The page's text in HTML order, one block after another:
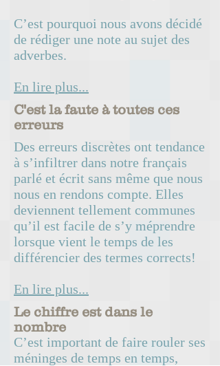
C’est pourquoi nous avons décidé
de rédiger une note au sujet des
adverbes.
En lire plus...
C'est la faute à toutes ces
erreurs
Des erreurs discrètes ont tendance
à s’infiltrer dans notre français
parlé et écrit sans même que nous
nous en rendons compte. Elles
deviennent tellement communes
qu’il est facile de s’y méprendre
lorsque vient le temps de les
différencier des termes corrects!
En lire plus...
Le chiffre est dans le
nombre
C’est important de faire rouler ses
méninges de temps en temps,